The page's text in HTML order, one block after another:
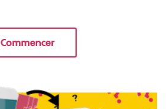
Commencerle tuto pour Commencer avec